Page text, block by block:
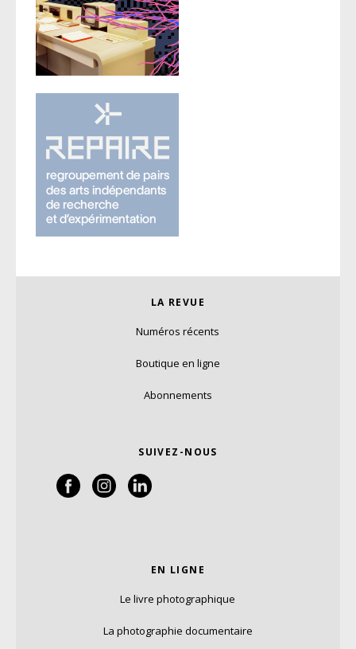
LA REVUE
Numéros récents
Boutique en ligne
Abonnements
SUIVEZ-NOUS
EN LIGNE
Le livre photographique
La photographie documentaire